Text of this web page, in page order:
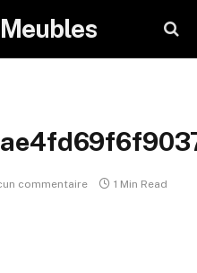
commentaire 1 Min Read